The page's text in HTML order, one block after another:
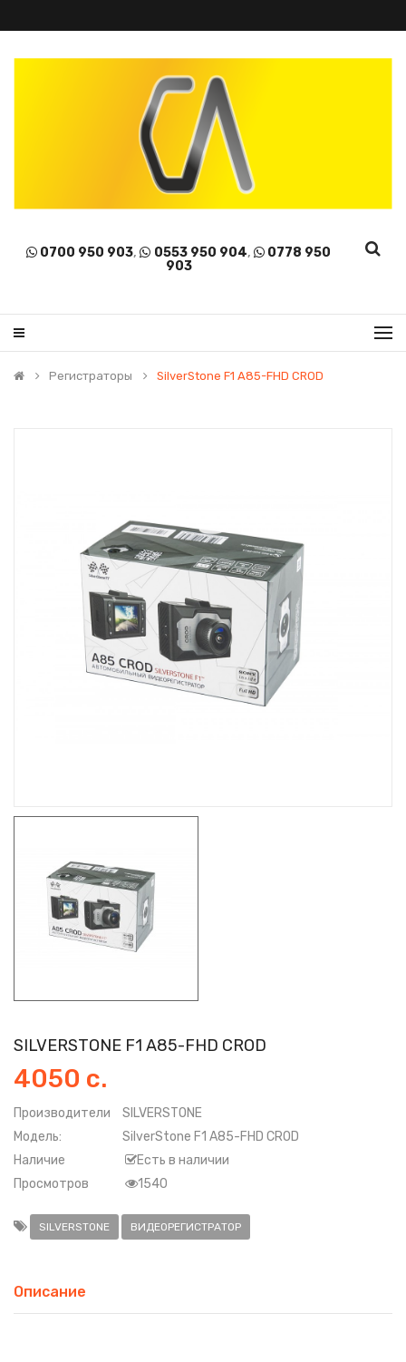
0700 950 903, 0553 950 904,
0778 950
903
Регистраторы SilverStone F1 A85-FHD CROD
SILVERSTONE F1 A85-FHD CROD
4050 с.
Производители
SILVERSTONE
Модель:
SilverStone F1 A85-FHD CROD
Наличие
Есть в наличии
Просмотров
1540
SILVERSTONE ВИДЕОРЕГИСТРАТОР
Описание